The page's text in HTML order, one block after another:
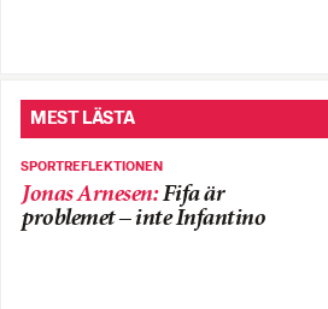
MEST LÄSTA
SPORTREFLEKTIONEN
Jonas Arnesen:Fifa är
problemet – inte Infantino